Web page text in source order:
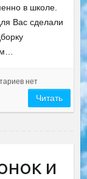
в школе.
Вас сделали
нет
Читать
и